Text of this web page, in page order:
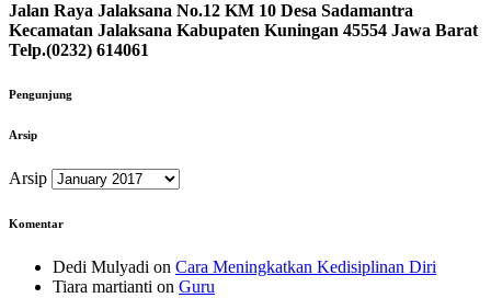
Jalan Raya Jalaksana No.12 KM 10 Desa Sadamantra
Kecamatan Jalaksana Kabupaten Kuningan 45554 Jawa Barat
Telp.(0232) 614061
Pengunjung
Arsip
Arsip
Komentar
Dedi Mulyadi on Cara Meningkatkan Kedisiplinan Diri
Tiara martianti on Guru